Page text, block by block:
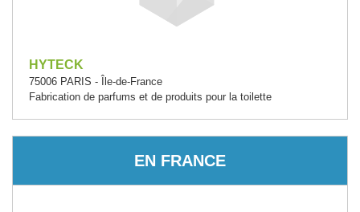
HYTECK
75006 PARIS - Île-de-France
Fabrication de parfums et de produits pour la toilette
EN FRANCE